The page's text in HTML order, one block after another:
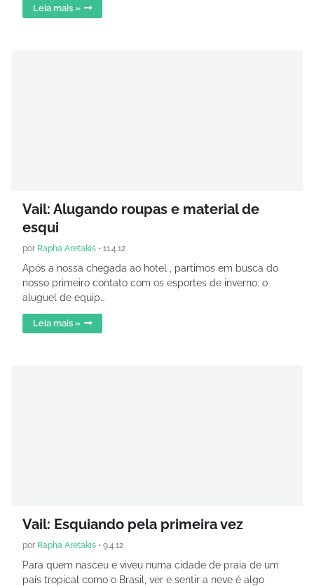
Leia mais »
Vail: Alugando roupas e material de
esqui
por Rapha Aretakis • 11.4.12
Após a nossa chegada ao hotel , partimos em busca do
nosso primeiro contato com os esportes de inverno: o
aluguel de equip…
Leia mais »
Vail: Esquiando pela primeira vez
por Rapha Aretakis • 9.4.12
Para quem nasceu e viveu numa cidade de praia de um
país tropical como o Brasil, ver e sentir a neve é algo